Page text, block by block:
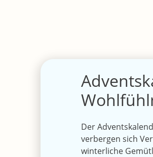
Der
verbergen sich
winterliche